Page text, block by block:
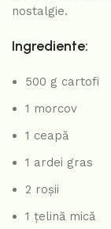
nostalgie.
Ingrediente:
500 g cartofi
1 morcov
1 ceapă
1 ardei gras
2 roșii
1 țelină mică